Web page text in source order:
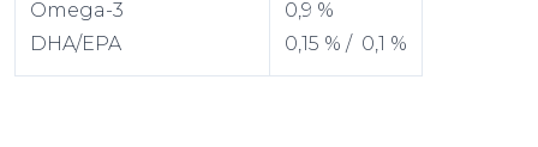
Omega-3
DHA/EPA
0,9 %
0,15 % / 0,1 %